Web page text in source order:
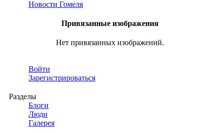
Новости Гомеля
Привязанные изображения
Нет привязанных изображений.
Войти
Зарегистрироваться
Разделы
Блоги
Люди
Галерея